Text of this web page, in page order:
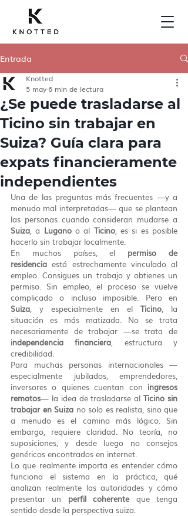
Entrada
¿Se puede trasladarse al
Ticino sin trabajar en
Suiza? Guía clara para
expats financieramente
independientes
Knotted
5 may 6 min de lectura
Una de las preguntas más frecuentes —y a
menudo mal interpretadas— que se plantean
Suiza, a Lugano o al Ticino, es si es posible
hacerlo sin trabajar localmente.
En muchos países, el permiso de
residencia está estrechamente vinculado al
empleo. Consigues un trabajo y obtienes un
permiso. Sin empleo, el proceso se vuelve
Suiza, y especialmente en el Ticino, la
situación es más matizada. No se trata
independencia financiera, estructura y
credibilidad.
Para muchas personas internacionales —
especialmente jubilados, emprendedores,
inversores o quienes cuentan con ingresos
remotos— la idea de trasladarse al Ticino sin
trabajar en Suiza no solo es realista, sino que
a menudo es el camino más lógico. Sin
embargo, requiere claridad. No teoría, no
suposiciones, y desde luego no consejos
genéricos encontrados en internet.
Lo que realmente importa es entender cómo
funciona el sistema en la práctica, qué
analizan realmente las autoridades y cómo
presentar un perfil coherente que tenga
sentido desde la perspectiva suiza.